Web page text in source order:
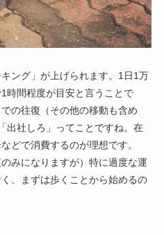
ング」が上げられます。1日1万
時間程度が目安と言うことで
の往復（その他の移動も含め
出社しろ」ってことですね。在
どで消費するのが理想です。
みになりますが）特に過度な運
、まずは歩くことから始めるの